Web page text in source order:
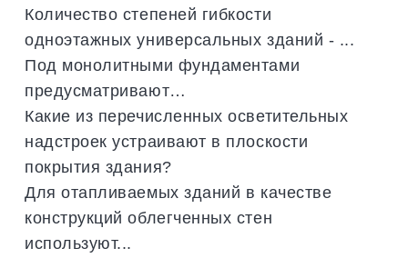
Количество степеней гибкости
одноэтажных универсальных зданий - ...
Под монолитными фундаментами
предусматривают…
Какие из перечисленных осветительных
надстроек устраивают в плоскости
покрытия здания?
Для отапливаемых зданий в качестве
конструкций облегченных стен
используют...